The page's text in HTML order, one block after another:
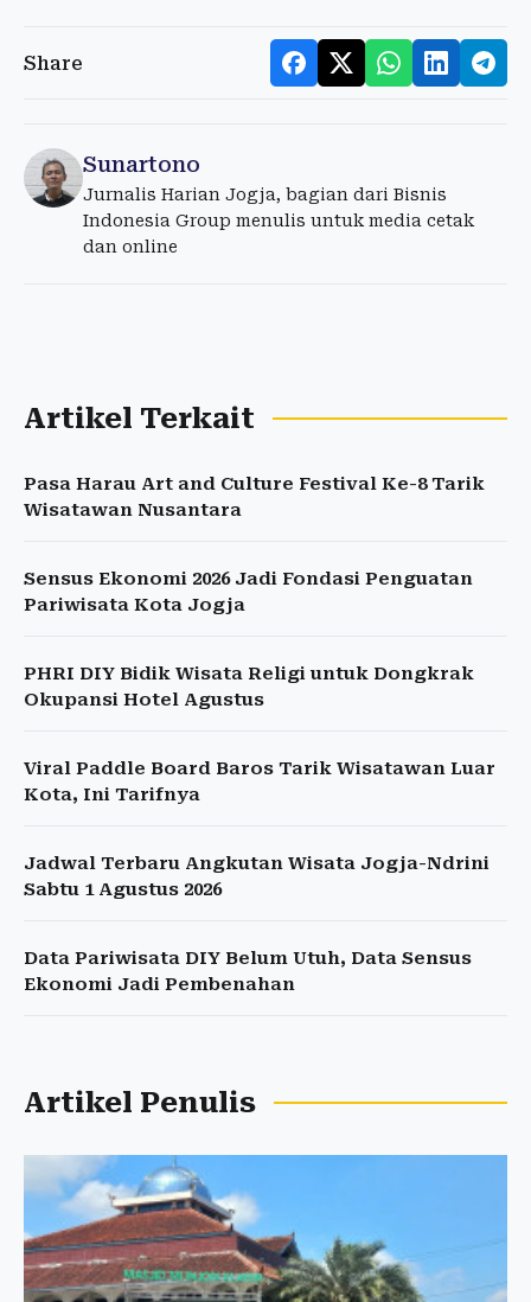
Share
Sunartono
Jurnalis Harian Jogja, bagian dari Bisnis
Indonesia Group menulis untuk media cetak
dan online
Artikel Terkait
Pasa Harau Art and Culture Festival Ke-8 Tarik
Wisatawan Nusantara
Sensus Ekonomi 2026 Jadi Fondasi Penguatan
Pariwisata Kota Jogja
PHRI DIY Bidik Wisata Religi untuk Dongkrak
Okupansi Hotel Agustus
Viral Paddle Board Baros Tarik Wisatawan Luar
Kota, Ini Tarifnya
Jadwal Terbaru Angkutan Wisata Jogja-Ndrini
Sabtu 1 Agustus 2026
Data Pariwisata DIY Belum Utuh, Data Sensus
Ekonomi Jadi Pembenahan
Artikel Penulis